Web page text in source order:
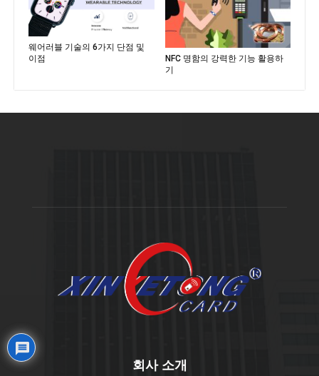
웨어러블 기술의 6가지 단점 및
이점
NFC 명함의 강력한 기능 활용하
기
회사 소개